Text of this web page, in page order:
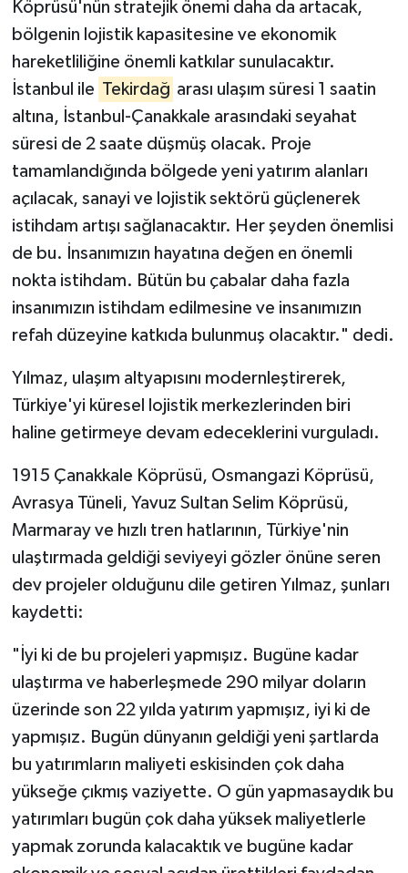
Köprüsü'nün stratejik önemi daha da artacak,
bölgenin lojistik kapasitesine ve ekonomik
hareketliliğine önemli katkılar sunulacaktır.
İstanbul ile Tekirdağ arası ulaşım süresi 1 saatin
altına, İstanbul-Çanakkale arasındaki seyahat
süresi de 2 saate düşmüş olacak. Proje
tamamlandığında bölgede yeni yatırım alanları
açılacak, sanayi ve lojistik sektörü güçlenerek
istihdam artışı sağlanacaktır. Her şeyden önemlisi
de bu. İnsanımızın hayatına değen en önemli
nokta istihdam. Bütün bu çabalar daha fazla
insanımızın istihdam edilmesine ve insanımızın
refah düzeyine katkıda bulunmuş olacaktır." dedi.
Yılmaz, ulaşım altyapısını modernleştirerek,
Türkiye'yi küresel lojistik merkezlerinden biri
haline getirmeye devam edeceklerini vurguladı.
1915 Çanakkale Köprüsü, Osmangazi Köprüsü,
Avrasya Tüneli, Yavuz Sultan Selim Köprüsü,
Marmaray ve hızlı tren hatlarının, Türkiye'nin
ulaştırmada geldiği seviyeyi gözler önüne seren
dev projeler olduğunu dile getiren Yılmaz, şunları
kaydetti:
"İyi ki de bu projeleri yapmışız. Bugüne kadar
ulaştırma ve haberleşmede 290 milyar doların
üzerinde son 22 yılda yatırım yapmışız, iyi ki de
yapmışız. Bugün dünyanın geldiği yeni şartlarda
bu yatırımların maliyeti eskisinden çok daha
yükseğe çıkmış vaziyette. O gün yapmasaydık bu
yatırımları bugün çok daha yüksek maliyetlerle
yapmak zorunda kalacaktık ve bugüne kadar